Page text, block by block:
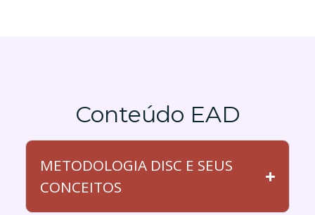
Conteúdo EAD
METODOLOGIA DISC E SEUS
CONCEITOS